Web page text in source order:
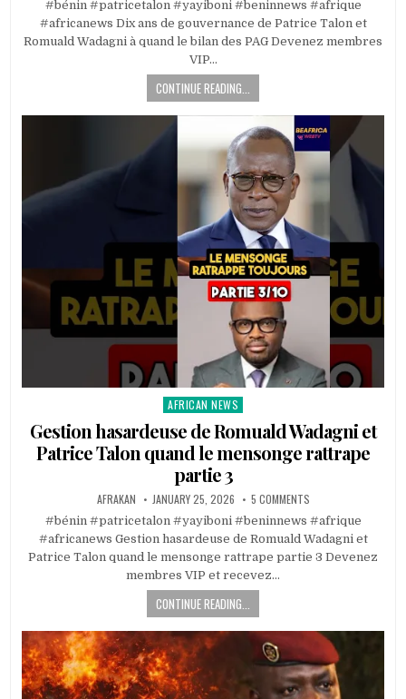
#bénin #patricetalon #yayiboni #beninnews #afrique
#africanews Dix ans de gouvernance de Patrice Talon et
Romuald Wadagni à quand le bilan des PAG Devenez membres
VIP…
CONTINUE READING...
Posted
AFRICAN NEWS
Gestion hasardeuse de Romuald Wadagni et
Patrice Talon quand le mensonge rattrape
partie 3
AFRAKAN JANUARY 25, 2026 5 COMMENTS
#bénin #patricetalon #yayiboni #beninnews #afrique
#africanews Gestion hasardeuse de Romuald Wadagni et
Patrice Talon quand le mensonge rattrape partie 3 Devenez
membres VIP et recevez…
CONTINUE READING...